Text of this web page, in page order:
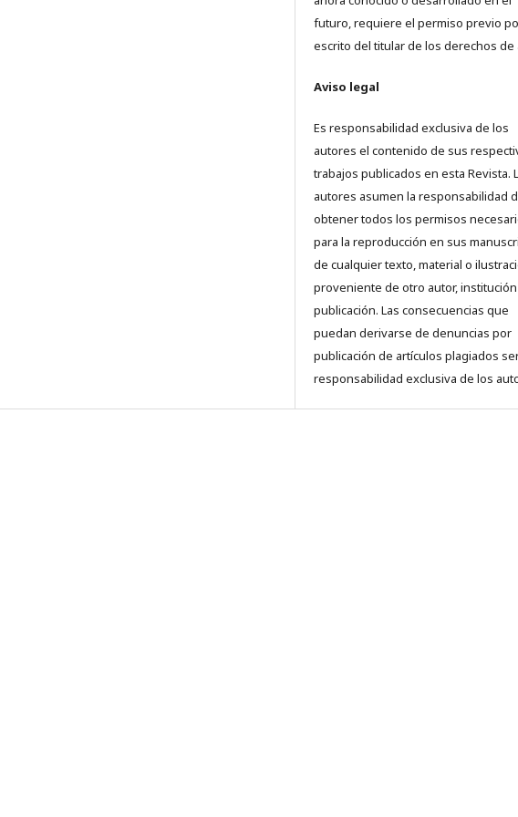
futuro, requiere el permiso previo
escrito del titular de los derechos de
Aviso legal
Es responsabilidad exclusiva de los
autores el contenido de sus
trabajos publicados en esta Revista.
autores asumen la responsabilidad
obtener todos los permisos
para la reproducción en sus
de cualquier texto, material o
proveniente de otro autor,
publicación. Las consecuencias que
puedan derivarse de denuncias por
publicación de artículos plagiados
responsabilidad exclusiva de los